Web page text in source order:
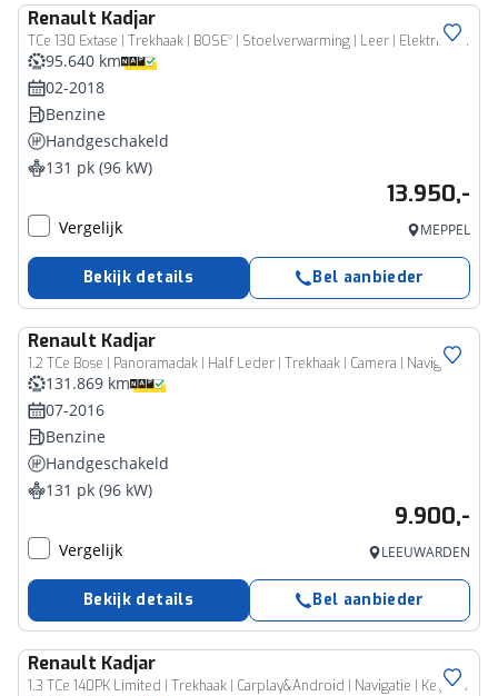
Renault Kadjar
TCe 130 Extase | Trekhaak | BOSE° | Stoelverwarming | Leer | Elektrische stoel | Achteruitrijcamera | Climate Control | Navigatie | 1500KG Trekgewicht! | Blindspot
95.640 km
02-2018
Benzine
Handgeschakeld
131 pk (96 kW)
13.950,-
Vergelijk MEPPEL
Bekijk details Bel aanbieder
Renault Kadjar
1.2 TCe Bose | Panoramadak | Half Leder | Trekhaak | Camera | Navigatie | Climate Control |
131.869 km
07-2016
Benzine
Handgeschakeld
131 pk (96 kW)
9.900,-
Vergelijk LEEUWARDEN
Bekijk details Bel aanbieder
Renault Kadjar
1.3 TCe 140PK Limited | Trekhaak | Carplay&Android | Navigatie | Keyless